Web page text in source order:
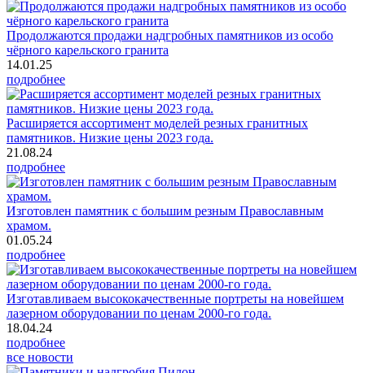
Продолжаются продажи надгробных памятников из особо
чёрного карельского гранита
14.01.25
подробнее
Расширяется ассортимент моделей резных гранитных
памятников. Низкие цены 2023 года.
21.08.24
подробнее
Изготовлен памятник с большим резным Православным
храмом.
01.05.24
подробнее
Изготавливаем высококачественные портреты на новейшем
лазерном оборудовании по ценам 2000-го года.
18.04.24
подробнее
все новости